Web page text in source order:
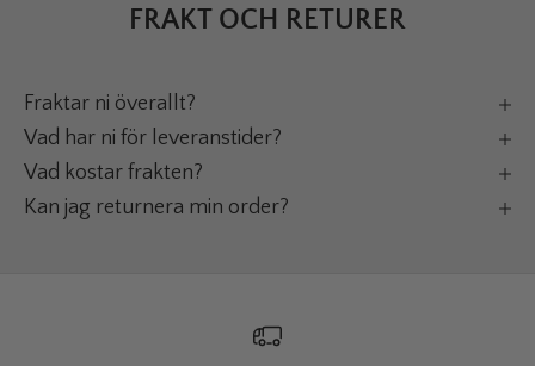
FRAKT OCH RETURER
Fraktar ni överallt?
Vad har ni för leveranstider?
Vad kostar frakten?
Kan jag returnera min order?